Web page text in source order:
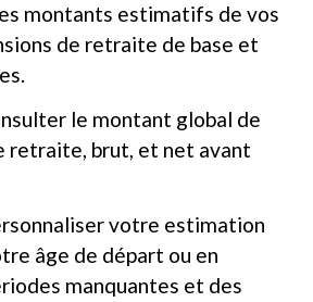
montants estimatifs de vos
de retraite de base et
le montant global de
retraite, brut, et net avant
votre estimation
âge de départ ou en
manquantes et des